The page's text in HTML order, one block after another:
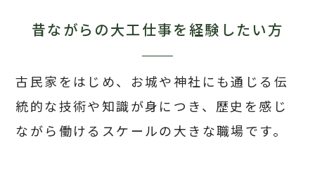
昔ながらの大工仕事を経験したい方
古民家をはじめ、お城や神社にも通じる 伝
統的な技術や知識が身につき、 歴史を感じ
ながら働ける スケールの大きな職場です。